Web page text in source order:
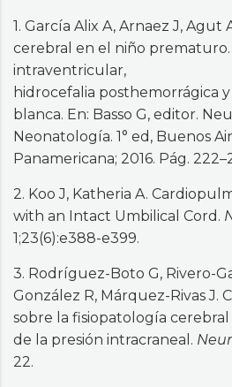
1. García Alix A, Arnaez J, Agut
cerebral en el niño
intraventricular,
hidrocefalia posthemorrágica
blanca. En: Basso G, editor.
Neonatología. 1° ed, Buenos
Panamericana; 2016. Pág.
2. Koo J, Katheria A.
with an Intact Umbilical Cord.
1;23(6):e388-e399.
3. Rodríguez-Boto G, Rivero-
González R, Márquez-Rivas J.
sobre la fisiopatología
de la presión intracraneal.
22.